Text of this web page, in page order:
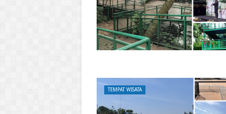
TEMPAT WISATA